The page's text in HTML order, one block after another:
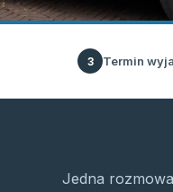
3 Termin
Jedna